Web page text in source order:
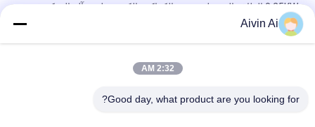
0.25KW الطاقة البسيطة مختبر الكواكب الكرة مطحنة آلة التحكم في
التردد
نانو مسحوق مختبر طاحونة آلة ، مختبر مقياس الكرة مطحنة الخدمة
Aivin Ai
2:32 AM
Good day, what product are you looking for?